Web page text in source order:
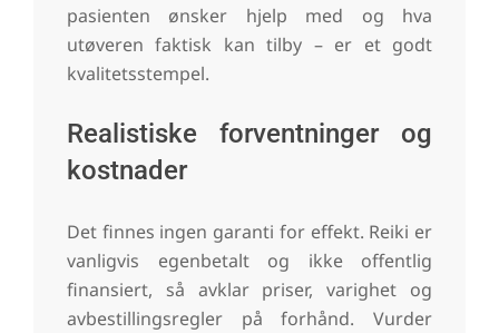
pasienten ønsker hjelp med og hva
utøveren faktisk kan tilby – er et godt
kvalitetsstempel.
Realistiske forventninger og
kostnader
Det finnes ingen garanti for effekt. Reiki er
vanligvis egenbetalt og ikke offentlig
finansiert, så avklar priser, varighet og
avbestillingsregler på forhånd. Vurder